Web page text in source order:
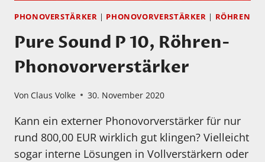
PHONOVERSTÄRKER | PHONOVORVERSTÄRKER | RÖHREN
Pure Sound P 10, Röhren-
Phonovorverstärker
Von Claus Volke 30. November 2020
Kann ein externer Phonovorverstärker für nur
rund 800,00 EUR wirklich gut klingen? Vielleicht
sogar interne Lösungen in Vollverstärkern oder